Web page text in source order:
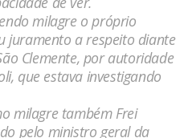
milagre o próprio
juramento a respeito diante
Clemente, por autoridade
que estava investigando
milagre também Frei
pelo ministro geral da